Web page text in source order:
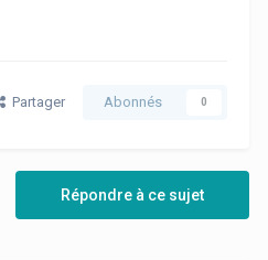
Partager Abonnés 0
Répondre à ce sujet